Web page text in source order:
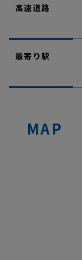
高速道路
最寄り駅
MAP